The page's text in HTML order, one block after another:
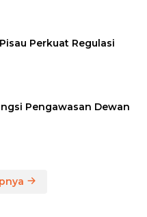
Perkuat Regulasi
Pengawasan Dewan